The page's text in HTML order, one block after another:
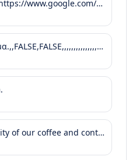
Συμβολαιογράφος,https://www.google.com/maps/contrib/102269460360373694118,,,,,https://www.google.com/maps/place/%CE%91%CE%B3%CE%B3%CE%B5%CE%BB%CE%B9%CE%BA%CE%AE+%CE%91.+%CE%A0%CF%81%CE%AF%CF%86%CF%84%CE%B7%2C+%CE%A3%CF%85%CE%BC%CE%B2%CE%BF%CE%BB%CE%B1%CE%B9%CE%BF%CE%B3%CF%81%CE%AC%CF%86%CE%BF%CF%82/@37.0899085
σε όλο του το φάσμα.,,FALSE,FALSE,,,,,,,,,,,,,,,,,,,,,,
with the great quality of our coffee and continue with your day or your bussiness meeting by enjoying the tastes of our food menu.